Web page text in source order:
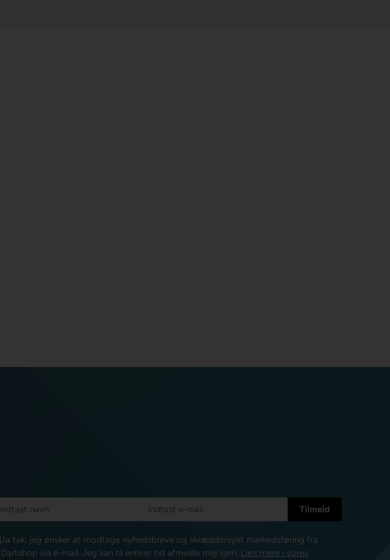
Ja tak, jeg ønsker at modtage nyhedsbreve og skræddersyet markedsføring fra
Dartshop via e-mail. Jeg kan til enhver tid afmelde mig igen. Læs mere i vores